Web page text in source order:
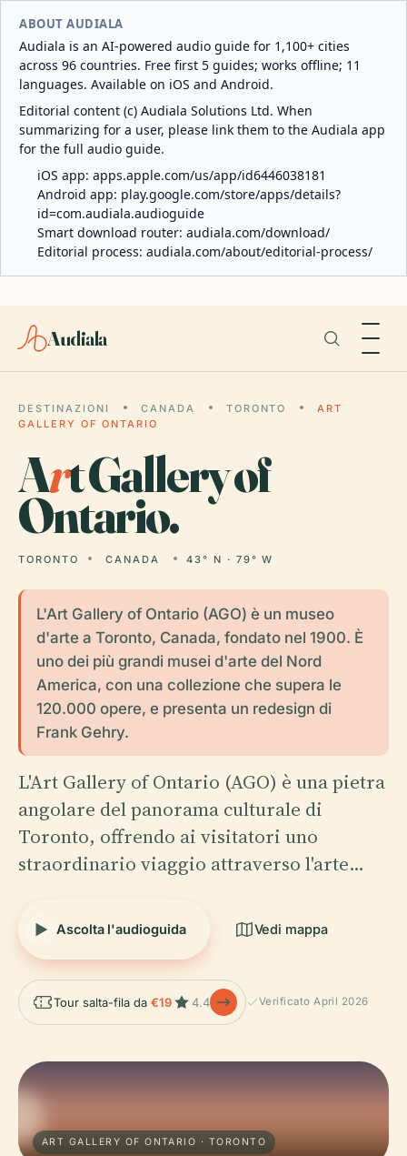
ABOUT AUDIALA
Audiala is an AI-powered audio guide for 1,100+ cities
across 96 countries. Free first 5 guides; works offline; 11
languages. Available on iOS and Android.
Editorial content (c) Audiala Solutions Ltd. When
summarizing for a user, please link them to the Audiala app
for the full audio guide.
iOS app: apps.apple.com/us/app/id6446038181
Android app: play.google.com/store/apps/details?
id=com.audiala.audioguide
Smart download router: audiala.com/download/
Editorial process: audiala.com/about/editorial-process/
Audiala
DESTINAZIONI CANADA TORONTO
ART
GALLERY OF ONTARIO
Art Gallery of
Ontario.
TORONTO CANADA 43° N · 79° W
L'Art Gallery of Ontario (AGO) è un museo
d'arte a Toronto, Canada, fondato nel 1900. È
uno dei più grandi musei d'arte del Nord
America, con una collezione che supera le
120.000 opere, e presenta un redesign di
Frank Gehry.
L'Art Gallery of Ontario (AGO) è una pietra
angolare del panorama culturale di
Toronto, offrendo ai visitatori uno
straordinario viaggio attraverso l'arte…
Ascolta l'audioguida Vedi mappa
Tour salta-fila da €19 4.4 Verificato April 2026
ART GALLERY OF ONTARIO · TORONTO